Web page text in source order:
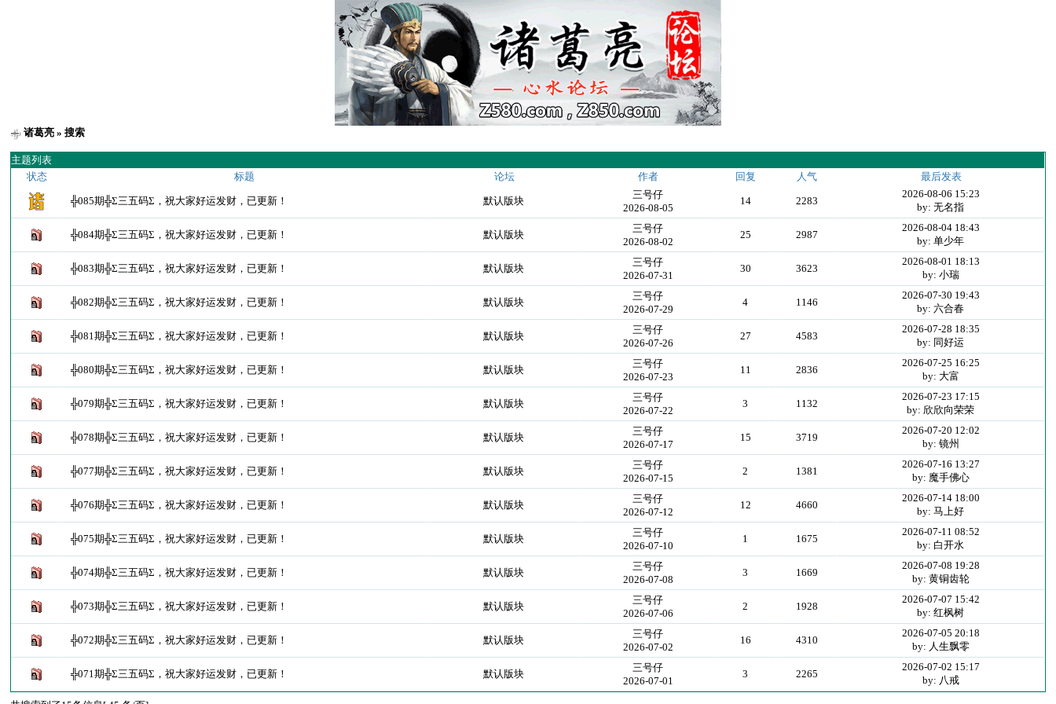
诸葛亮 » 搜索
主题列表
状态
标题 论坛 作者 回复 人气 最后发表
╬085期╬Σ三五码Σ，祝大家好运发财，已更新！ 默认版块
三号仔
2026-08-05
14 2283
2026-08-06 15:23
by: 无名指
╬084期╬Σ三五码Σ，祝大家好运发财，已更新！ 默认版块
三号仔
2026-08-02
25 2987
2026-08-04 18:43
by: 单少年
╬083期╬Σ三五码Σ，祝大家好运发财，已更新！ 默认版块
三号仔
2026-07-31
30 3623
2026-08-01 18:13
by: 小瑞
╬082期╬Σ三五码Σ，祝大家好运发财，已更新！ 默认版块
三号仔
2026-07-29
4 1146
2026-07-30 19:43
by: 六合春
╬081期╬Σ三五码Σ，祝大家好运发财，已更新！ 默认版块
三号仔
2026-07-26
27 4583
2026-07-28 18:35
by: 同好运
╬080期╬Σ三五码Σ，祝大家好运发财，已更新！ 默认版块
三号仔
2026-07-23
11 2836
2026-07-25 16:25
by: 大富
╬079期╬Σ三五码Σ，祝大家好运发财，已更新！ 默认版块
三号仔
2026-07-22
3 1132
2026-07-23 17:15
by: 欣欣向荣荣
╬078期╬Σ三五码Σ，祝大家好运发财，已更新！ 默认版块
三号仔
2026-07-17
15 3719
2026-07-20 12:02
by: 镜州
╬077期╬Σ三五码Σ，祝大家好运发财，已更新！ 默认版块
三号仔
2026-07-15
2 1381
2026-07-16 13:27
by: 魔手佛心
╬076期╬Σ三五码Σ，祝大家好运发财，已更新！ 默认版块
三号仔
2026-07-12
12 4660
2026-07-14 18:00
by: 马上好
╬075期╬Σ三五码Σ，祝大家好运发财，已更新！ 默认版块
三号仔
2026-07-10
1 1675
2026-07-11 08:52
by: 白开水
╬074期╬Σ三五码Σ，祝大家好运发财，已更新！ 默认版块
三号仔
2026-07-08
3 1669
2026-07-08 19:28
by: 黄铜齿轮
╬073期╬Σ三五码Σ，祝大家好运发财，已更新！ 默认版块
三号仔
2026-07-06
2 1928
2026-07-07 15:42
by: 红枫树
╬072期╬Σ三五码Σ，祝大家好运发财，已更新！ 默认版块
三号仔
2026-07-02
16 4310
2026-07-05 20:18
by: 人生飘零
╬071期╬Σ三五码Σ，祝大家好运发财，已更新！ 默认版块
三号仔
2026-07-01
3 2265
2026-07-02 15:17
by: 八戒